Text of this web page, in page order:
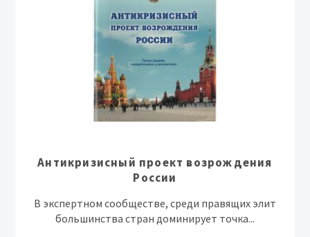
Антикризисный проект возрождения
России
В экспертном сообществе, среди правящих элит
большинства стран доминирует точка...